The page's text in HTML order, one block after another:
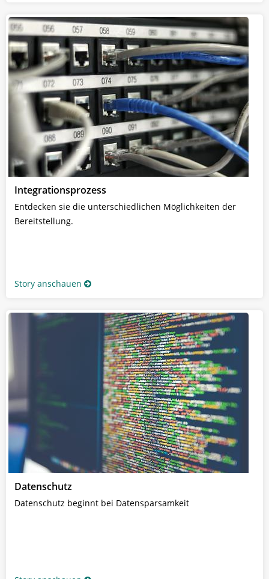
Integrationsprozess
Entdecken sie die unterschiedlichen Möglichkeiten der
Bereitstellung.
Story anschauen
Datenschutz
Datenschutz beginnt bei Datensparsamkeit